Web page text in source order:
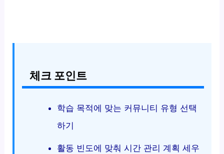
체크 포인트
학습 목적에 맞는 커뮤니티 유형 선택
하기
활동 빈도에 맞춰 시간 관리 계획 세우